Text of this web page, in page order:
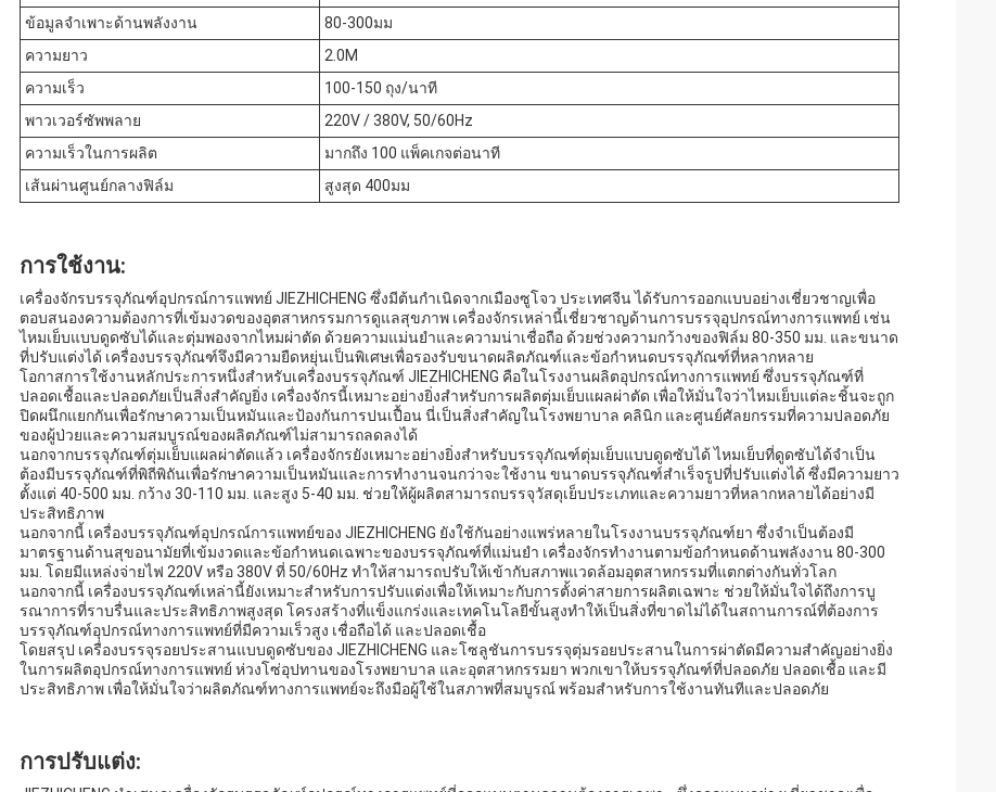
ข้อมูลจำเพาะด้านพลังงาน
80-300มม
ความยาว
2.0M
ความเร็ว
100-150 ถุง/นาที
พาวเวอร์ซัพพลาย
220V / 380V, 50/60Hz
ความเร็วในการผลิต
มากถึง 100 แพ็คเกจต่อนาที
เส้นผ่านศูนย์กลางฟิล์ม
สูงสุด 400มม
การใช้งาน:
เครื่องจักรบรรจุภัณฑ์อุปกรณ์การแพทย์ JIEZHICHENG ซึ่งมีต้นกำเนิดจากเมืองซูโจว ประเทศจีน ได้รับการออกแบบอย่างเชี่ยวชาญเพื่อ
ตอบสนองความต้องการที่เข้มงวดของอุตสาหกรรมการดูแลสุขภาพ เครื่องจักรเหล่านี้เชี่ยวชาญด้านการบรรจุอุปกรณ์ทางการแพทย์ เช่น
ไหมเย็บแบบดูดซับได้และตุ่มพองจากไหมผ่าตัด ด้วยความแม่นยำและความน่าเชื่อถือ ด้วยช่วงความกว้างของฟิล์ม 80-350 มม. และขนาด
ที่ปรับแต่งได้ เครื่องบรรจุภัณฑ์จึงมีความยืดหยุ่นเป็นพิเศษเพื่อรองรับขนาดผลิตภัณฑ์และข้อกำหนดบรรจุภัณฑ์ที่หลากหลาย
โอกาสการใช้งานหลักประการหนึ่งสำหรับเครื่องบรรจุภัณฑ์ JIEZHICHENG คือในโรงงานผลิตอุปกรณ์ทางการแพทย์ ซึ่งบรรจุภัณฑ์ที่
ปลอดเชื้อและปลอดภัยเป็นสิ่งสำคัญยิ่ง เครื่องจักรนี้เหมาะอย่างยิ่งสำหรับการผลิตตุ่มเย็บแผลผ่าตัด เพื่อให้มั่นใจว่าไหมเย็บแต่ละชิ้นจะถูก
ปิดผนึกแยกกันเพื่อรักษาความเป็นหมันและป้องกันการปนเปื้อน นี่เป็นสิ่งสำคัญในโรงพยาบาล คลินิก และศูนย์ศัลยกรรมที่ความปลอดภัย
ของผู้ป่วยและความสมบูรณ์ของผลิตภัณฑ์ไม่สามารถลดลงได้
นอกจากบรรจุภัณฑ์ตุ่มเย็บแผลผ่าตัดแล้ว เครื่องจักรยังเหมาะอย่างยิ่งสำหรับบรรจุภัณฑ์ตุ่มเย็บแบบดูดซับได้ ไหมเย็บที่ดูดซับได้จำเป็น
ต้องมีบรรจุภัณฑ์ที่พิถีพิถันเพื่อรักษาความเป็นหมันและการทำงานจนกว่าจะใช้งาน ขนาดบรรจุภัณฑ์สำเร็จรูปที่ปรับแต่งได้ ซึ่งมีความยาว
ตั้งแต่ 40-500 มม. กว้าง 30-110 มม. และสูง 5-40 มม. ช่วยให้ผู้ผลิตสามารถบรรจุวัสดุเย็บประเภทและความยาวที่หลากหลายได้อย่างมี
ประสิทธิภาพ
นอกจากนี้ เครื่องบรรจุภัณฑ์อุปกรณ์การแพทย์ของ JIEZHICHENG ยังใช้กันอย่างแพร่หลายในโรงงานบรรจุภัณฑ์ยา ซึ่งจำเป็นต้องมี
มาตรฐานด้านสุขอนามัยที่เข้มงวดและข้อกำหนดเฉพาะของบรรจุภัณฑ์ที่แม่นยำ เครื่องจักรทำงานตามข้อกำหนดด้านพลังงาน 80-300
มม. โดยมีแหล่งจ่ายไฟ 220V หรือ 380V ที่ 50/60Hz ทำให้สามารถปรับให้เข้ากับสภาพแวดล้อมอุตสาหกรรมที่แตกต่างกันทั่วโลก
นอกจากนี้ เครื่องบรรจุภัณฑ์เหล่านี้ยังเหมาะสำหรับการปรับแต่งเพื่อให้เหมาะกับการตั้งค่าสายการผลิตเฉพาะ ช่วยให้มั่นใจได้ถึงการบู
รณาการที่ราบรื่นและประสิทธิภาพสูงสุด โครงสร้างที่แข็งแกร่งและเทคโนโลยีขั้นสูงทำให้เป็นสิ่งที่ขาดไม่ได้ในสถานการณ์ที่ต้องการ
บรรจุภัณฑ์อุปกรณ์ทางการแพทย์ที่มีความเร็วสูง เชื่อถือได้ และปลอดเชื้อ
โดยสรุป เครื่องบรรจุรอยประสานแบบดูดซับของ JIEZHICHENG และโซลูชันการบรรจุตุ่มรอยประสานในการผ่าตัดมีความสำคัญอย่างยิ่ง
ในการผลิตอุปกรณ์ทางการแพทย์ ห่วงโซ่อุปทานของโรงพยาบาล และอุตสาหกรรมยา พวกเขาให้บรรจุภัณฑ์ที่ปลอดภัย ปลอดเชื้อ และมี
ประสิทธิภาพ เพื่อให้มั่นใจว่าผลิตภัณฑ์ทางการแพทย์จะถึงมือผู้ใช้ในสภาพที่สมบูรณ์ พร้อมสำหรับการใช้งานทันทีและปลอดภัย
การปรับแต่ง: